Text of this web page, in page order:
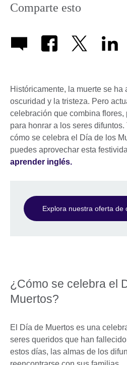
Comparte esto
Históricamente, la muerte se ha
oscuridad y la tristeza. Pero
celebración que combina flores,
para honrar a los seres
cómo se celebra el Día de los
puedes aprovechar esta
aprender inglés.
Explora nuestra oferta de
¿Cómo se celebra el
Muertos?
El Día de Muertos es una
seres queridos que han
estos días, las almas de los